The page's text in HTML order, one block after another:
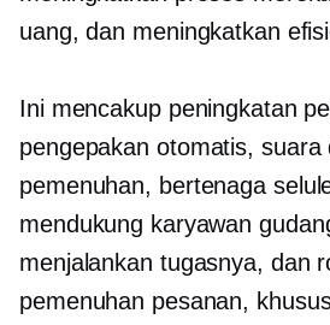
uang, dan meningkatkan
Ini mencakup peningkatan
pengepakan otomatis, suara
pemenuhan, bertenaga
mendukung karyawan
menjalankan tugasnya, dan
pemenuhan pesanan,